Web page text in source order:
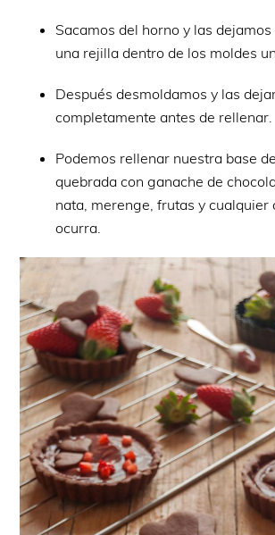
Sacamos del horno y las
una rejilla dentro de los moldes
Después desmoldamos y las
completamente antes de rellenar.
Podemos rellenar nuestra base
quebrada con ganache de
nata, merenge, frutas y cualquier
ocurra.